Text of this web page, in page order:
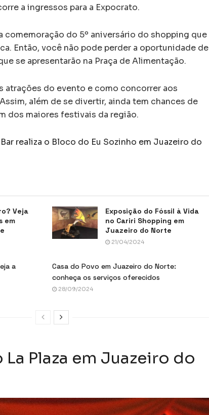
a ingressos para a Expocrato.
comemoração do 5º aniversário do shopping que
Então, você não pode perder a oportunidade de
se apresentarão na Praça de Alimentação.
atrações do evento e como concorrer aos
além de se divertir, ainda tem chances de
dos maiores festivais da região.
realiza o Bloco do Eu Sozinho em Juazeiro do
Veja
em
Exposição do Fóssil à Vida
no Cariri Shopping em
Juazeiro do Norte
21/04/2024
a
Casa do Povo em Juazeiro do Norte:
conheça os serviços oferecidos
28/09/2024
Plaza em Juazeiro do